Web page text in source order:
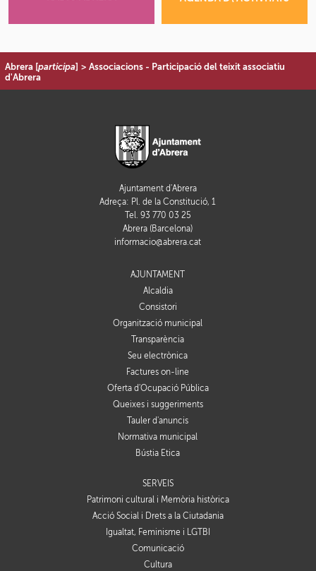
Abrera [participa] > Associacions - Participació del teixit associatiu
d'Abrera
Ajuntament d'Abrera
Adreça: Pl. de la Constitució, 1
Tel. 93 770 03 25
Abrera (Barcelona)
informacio@abrera.cat
AJUNTAMENT
Alcaldia
Consistori
Organització municipal
Transparència
Seu electrònica
Factures on-line
Oferta d'Ocupació Pública
Queixes i suggeriments
Tauler d'anuncis
Normativa municipal
Bústia Ètica
SERVEIS
Patrimoni cultural i Memòria històrica
Acció Social i Drets a la Ciutadania
Igualtat, Feminisme i LGTBI
Comunicació
Cultura